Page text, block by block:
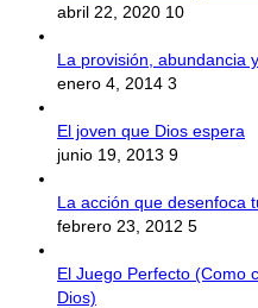
abril 22, 2020 10
La provisión, abundancia
enero 4, 2014 3
El joven que Dios espera
junio 19, 2013 9
La acción que desenfoca
febrero 23, 2012 5
El Juego Perfecto (Como
Dios)